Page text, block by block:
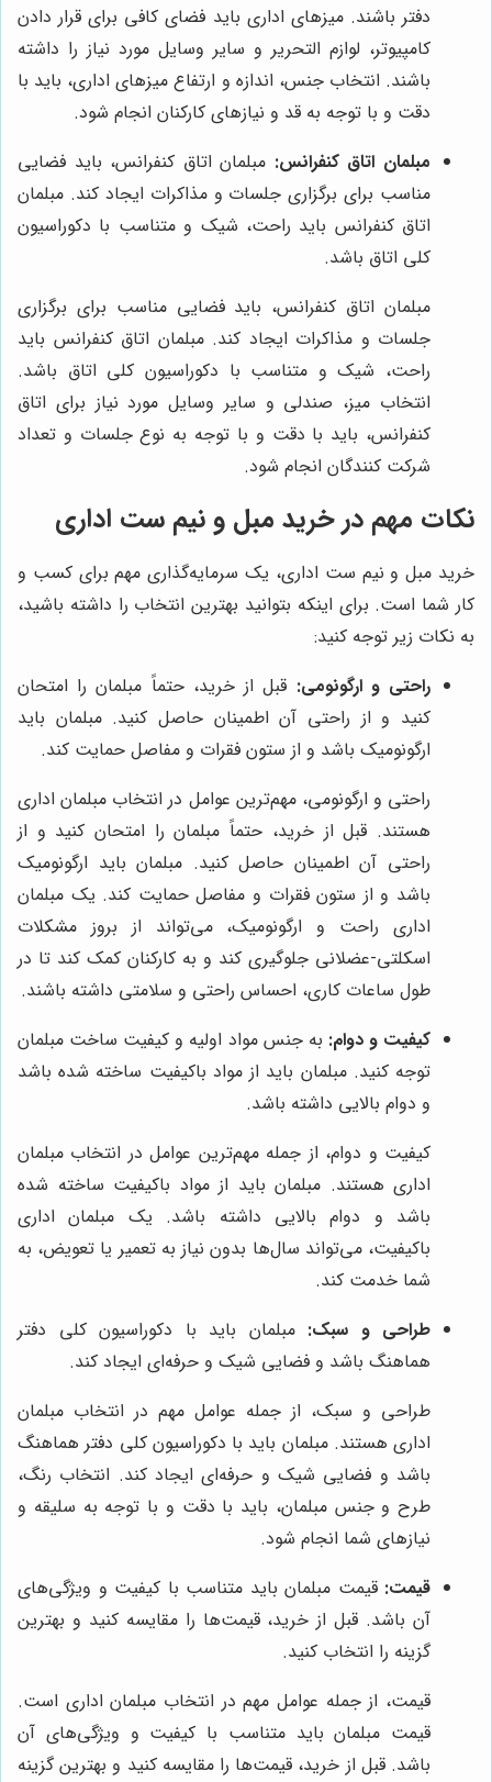
دفتر باشند. میزهای اداری باید فضای کافی برای قرار دادن
کامپیوتر، لوازم التحریر و سایر وسایل مورد نیاز را داشته
باشند. انتخاب جنس، اندازه و ارتفاع میزهای اداری، باید با
دقت و با توجه به قد و نیازهای کارکنان انجام شود.
مبلمان اتاق کنفرانس: مبلمان اتاق کنفرانس، باید فضایی
مناسب برای برگزاری جلسات و مذاکرات ایجاد کند. مبلمان
اتاق کنفرانس باید راحت، شیک و متناسب با دکوراسیون
کلی اتاق باشد.
مبلمان اتاق کنفرانس، باید فضایی مناسب برای برگزاری
جلسات و مذاکرات ایجاد کند. مبلمان اتاق کنفرانس باید
راحت، شیک و متناسب با دکوراسیون کلی اتاق باشد.
انتخاب میز، صندلی و سایر وسایل مورد نیاز برای اتاق
کنفرانس، باید با دقت و با توجه به نوع جلسات و تعداد
شرکت کنندگان انجام شود.
نکات مهم در خرید مبل و نیم ست اداری
خرید مبل و نیم ست اداری، یک سرمایه‌گذاری مهم برای کسب و
کار شما است. برای اینکه بتوانید بهترین انتخاب را داشته باشید،
به نکات زیر توجه کنید:
راحتی و ارگونومی: قبل از خرید، حتماً مبلمان را امتحان
کنید و از راحتی آن اطمینان حاصل کنید. مبلمان باید
ارگونومیک باشد و از ستون فقرات و مفاصل حمایت کند.
راحتی و ارگونومی، مهم‌ترین عوامل در انتخاب مبلمان اداری
هستند. قبل از خرید، حتماً مبلمان را امتحان کنید و از
راحتی آن اطمینان حاصل کنید. مبلمان باید ارگونومیک
باشد و از ستون فقرات و مفاصل حمایت کند. یک مبلمان
اداری راحت و ارگونومیک، می‌تواند از بروز مشکلات
اسکلتی-عضلانی جلوگیری کند و به کارکنان کمک کند تا در
طول ساعات کاری، احساس راحتی و سلامتی داشته باشند.
کیفیت و دوام: به جنس مواد اولیه و کیفیت ساخت مبلمان
توجه کنید. مبلمان باید از مواد باکیفیت ساخته شده باشد
و دوام بالایی داشته باشد.
کیفیت و دوام، از جمله مهم‌ترین عوامل در انتخاب مبلمان
اداری هستند. مبلمان باید از مواد باکیفیت ساخته شده
باشد و دوام بالایی داشته باشد. یک مبلمان اداری
باکیفیت، می‌تواند سال‌ها بدون نیاز به تعمیر یا تعویض، به
شما خدمت کند.
طراحی و سبک: مبلمان باید با دکوراسیون کلی دفتر
هماهنگ باشد و فضایی شیک و حرفه‌ای ایجاد کند.
طراحی و سبک، از جمله عوامل مهم در انتخاب مبلمان
اداری هستند. مبلمان باید با دکوراسیون کلی دفتر هماهنگ
باشد و فضایی شیک و حرفه‌ای ایجاد کند. انتخاب رنگ،
طرح و جنس مبلمان، باید با دقت و با توجه به سلیقه و
نیازهای شما انجام شود.
قیمت: قیمت مبلمان باید متناسب با کیفیت و ویژگی‌های
آن باشد. قبل از خرید، قیمت‌ها را مقایسه کنید و بهترین
گزینه را انتخاب کنید.
قیمت، از جمله عوامل مهم در انتخاب مبلمان اداری است.
قیمت مبلمان باید متناسب با کیفیت و ویژگی‌های آن
باشد. قبل از خرید، قیمت‌ها را مقایسه کنید و بهترین گزینه